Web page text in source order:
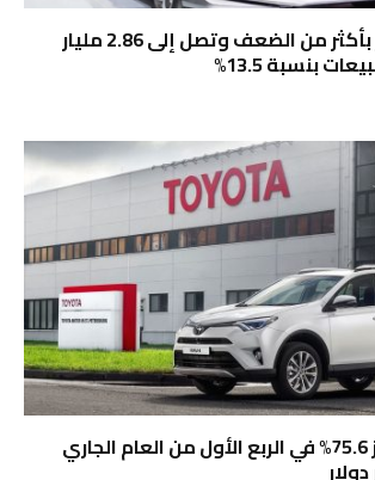
أرباح هوندا تقفز بأكثر من الضعف وتصل إلى 2.86 مليار
بنسبة 13.5%
أرباح تويوتا تقفز 75.6% في الربع الأول من العام الجاري